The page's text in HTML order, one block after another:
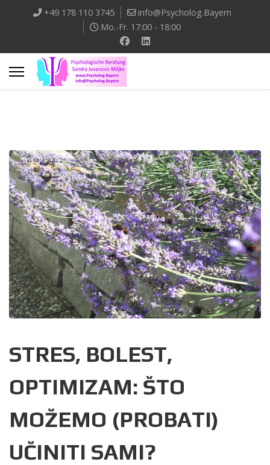
+49 178 110 3745
info@Psycholog.Bayern
Mo.-Fr. 17:00 - 18:00
STRES, BOLEST,
OPTIMIZAM: ŠTO
MOŽEMO (PROBATI)
UČINITI SAMI?